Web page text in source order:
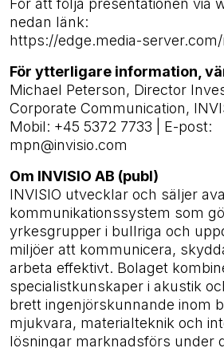
nedan länk:
https://edge.media-
För ytterligare information,
Michael Peterson, Director
Corporate Communication,
Mobil: +45 5372 7733 | E-post:
mpn@invisio.com
Om INVISIO AB (publ)
INVISIO utvecklar och säljer
kommunikationssystem som
yrkesgrupper i bullriga och
miljöer att kommunicera,
arbeta effektivt. Bolaget
specialistkunskaper i akustik
brett ingenjörskunnande inom
mjukvara, materialteknik och
lösningar marknadsförs under